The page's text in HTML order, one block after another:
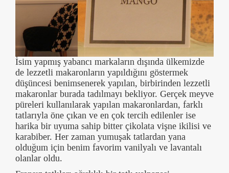
İsim yapmış yabancı markaların dışında ülkemizde
de lezzetli makaronların yapıldığını göstermek
düşüncesi benimsenerek yapılan, birbirinden lezzetli
makaronlar burada tadılmayı bekliyor. Gerçek meyve
püreleri kullanılarak yapılan makaronlardan, farklı
tatlarıyla öne çıkan ve en çok tercih edilenler ise
harika bir uyuma sahip bitter çikolata vişne ikilisi ve
karabiber. Her zaman yumuşak tatlardan yana
olduğum için benim favorim vanilyalı ve lavantalı
olanlar oldu.